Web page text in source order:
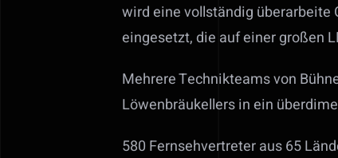
wird eine vollständig überarbeite
eingesetzt, die auf einer großen
Mehrere Technikteams von
Löwenbräukellers in ein
580 Fernsehvertreter aus 65